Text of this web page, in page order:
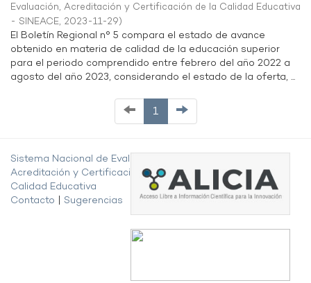
Evaluación, Acreditación y Certificación de la Calidad Educativa
- SINEACE, 2023-11-29)
El Boletín Regional n° 5 compara el estado de avance
obtenido en materia de calidad de la educación superior
para el periodo comprendido entre febrero del año 2022 a
agosto del año 2023, considerando el estado de la oferta, ...
1
Sistema Nacional de Evaluación,
Acreditación y Certificación de la
Calidad Educativa
Contacto
Sugerencias